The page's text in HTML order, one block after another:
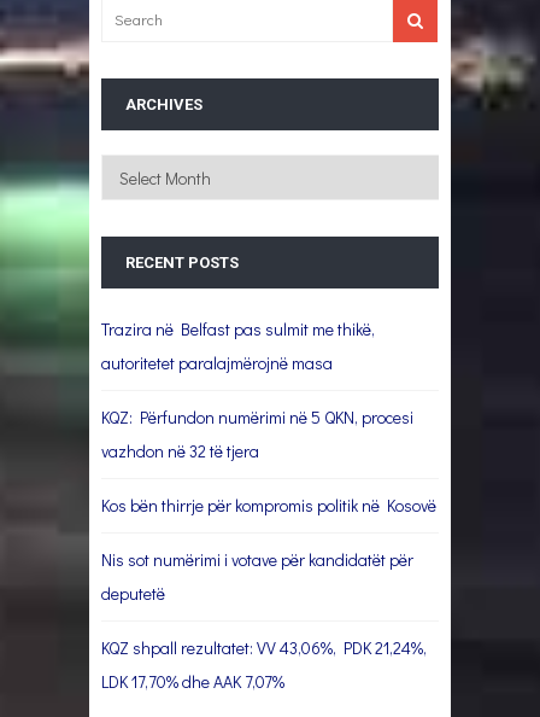
ARCHIVES
Archives
RECENT POSTS
Trazira në Belfast pas sulmit me thikë,
autoritetet paralajmërojnë masa
KQZ: Përfundon numërimi në 5 QKN, procesi
vazhdon në 32 të tjera
Kos bën thirrje për kompromis politik në Kosovë
Nis sot numërimi i votave për kandidatët për
deputetë
KQZ shpall rezultatet: VV 43,06%, PDK 21,24%,
LDK 17,70% dhe AAK 7,07%